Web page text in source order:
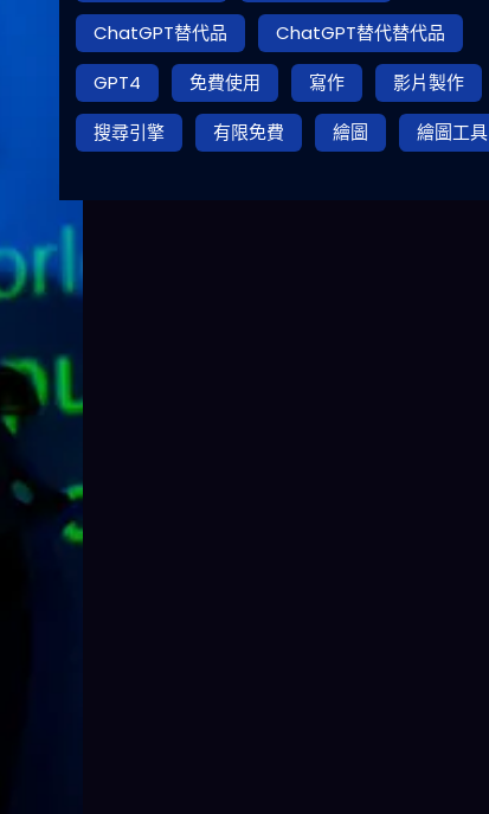
ChatGPT替代品
ChatGPT替代替代品
GPT4
免費使用 寫作
影片製作
搜尋引擎
有限免費 繪圖 繪圖工具